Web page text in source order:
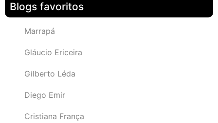
Blogs favoritos
Marrapá
Gláucio Ericeira
Gilberto Léda
Diego Emir
Cristiana França